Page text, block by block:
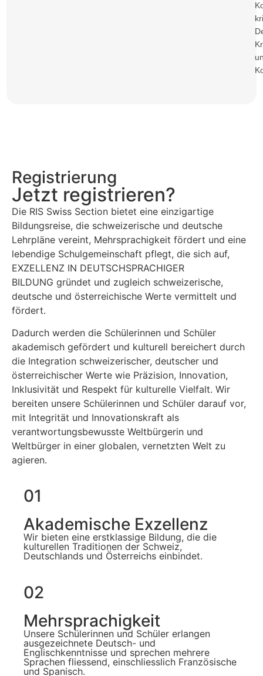
Registrierung
Jetzt registrieren?
Die RIS Swiss Section bietet eine einzigartige
Bildungsreise, die schweizerische und deutsche
Lehrpläne vereint, Mehrsprachigkeit fördert und eine
lebendige Schulgemeinschaft pflegt, die sich auf,
EXZELLENZ IN DEUTSCHSPRACHIGER
BILDUNG gründet und zugleich schweizerische,
deutsche und österreichische Werte vermittelt und
fördert.
Dadurch werden die Schülerinnen und Schüler
akademisch gefördert und kulturell bereichert durch
die Integration schweizerischer, deutscher und
österreichischer Werte wie Präzision, Innovation,
Inklusivität und Respekt für kulturelle Vielfalt. Wir
bereiten unsere Schülerinnen und Schüler darauf vor,
mit Integrität und Innovationskraft als
verantwortungsbewusste Weltbürgerin und
Weltbürger in einer globalen, vernetzten Welt zu
agieren.
01
Akademische Exzellenz
Wir bieten eine erstklassige Bildung, die die
kulturellen Traditionen der Schweiz,
Deutschlands und Österreichs einbindet.
02
Mehrsprachigkeit
Unsere Schülerinnen und Schüler erlangen
ausgezeichnete Deutsch- und
Englischkenntnisse und sprechen mehrere
Sprachen fliessend, einschliesslich Französische
und Spanisch.